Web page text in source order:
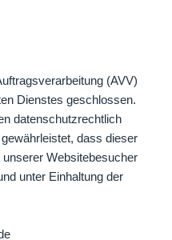
(AVV)
Dienstes geschlossen.
datenschutzrechtlich
dass dieser
Websitebesucher
unter Einhaltung der